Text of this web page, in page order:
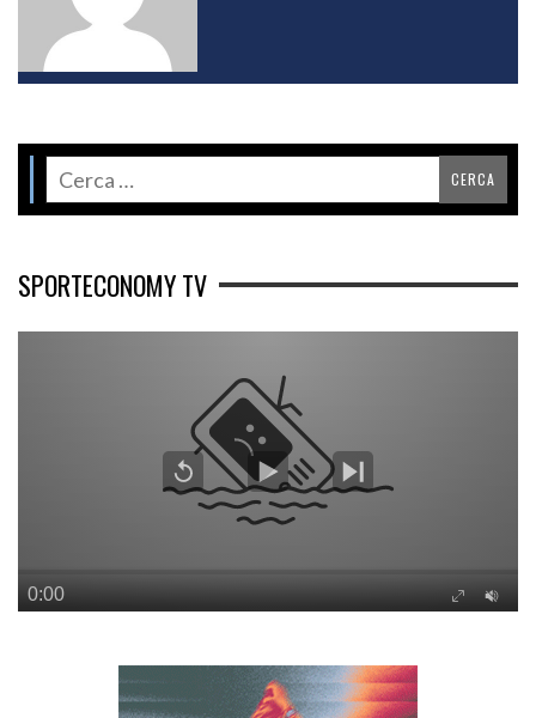
SPORTECONOMY TV